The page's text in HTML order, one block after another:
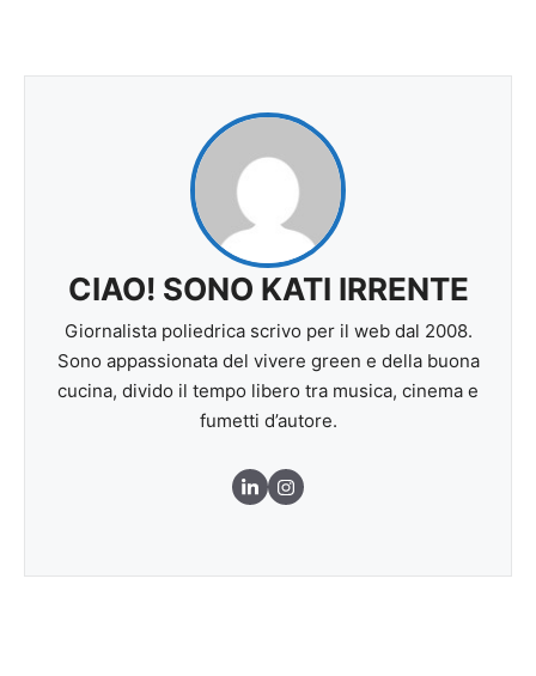
CIAO! SONO KATI IRRENTE
Giornalista poliedrica scrivo per il web dal 2008.
Sono appassionata del vivere green e della buona
cucina, divido il tempo libero tra musica, cinema e
fumetti d’autore.